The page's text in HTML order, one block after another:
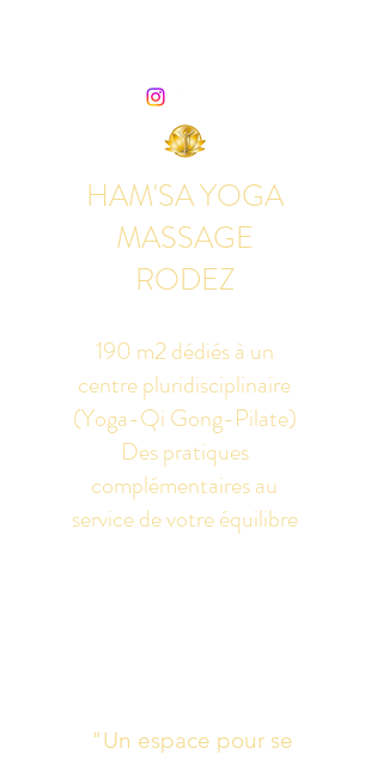
HAM'SA YOGA
MASSAGE
RODEZ
190 m2 dédiés à un
centre pluridisciplinaire
(Yoga-Qi Gong-Pilate)
Des pratiques
complémentaires au
service de votre équilibre
"Un espace pour se